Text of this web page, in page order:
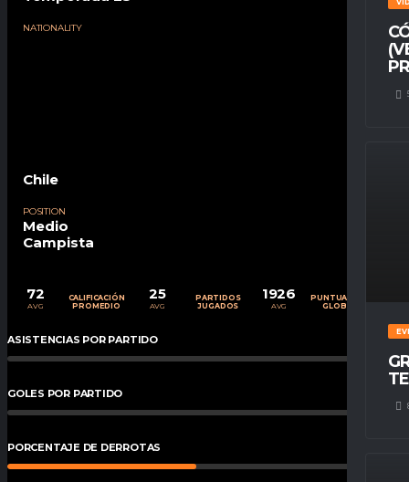
NATIONALITY
Chile
POSITION
Medio
Campista
72
AVG
CALIFICACIÓN
PROMEDIO
25
AVG
PARTIDOS
JUGADOS
1926
AVG
PUNTUACIÓN
GLOBAL
ASISTENCIAS POR PARTIDO 0%
GOLES POR PARTIDO
PORCENTAJE DE DERROTAS